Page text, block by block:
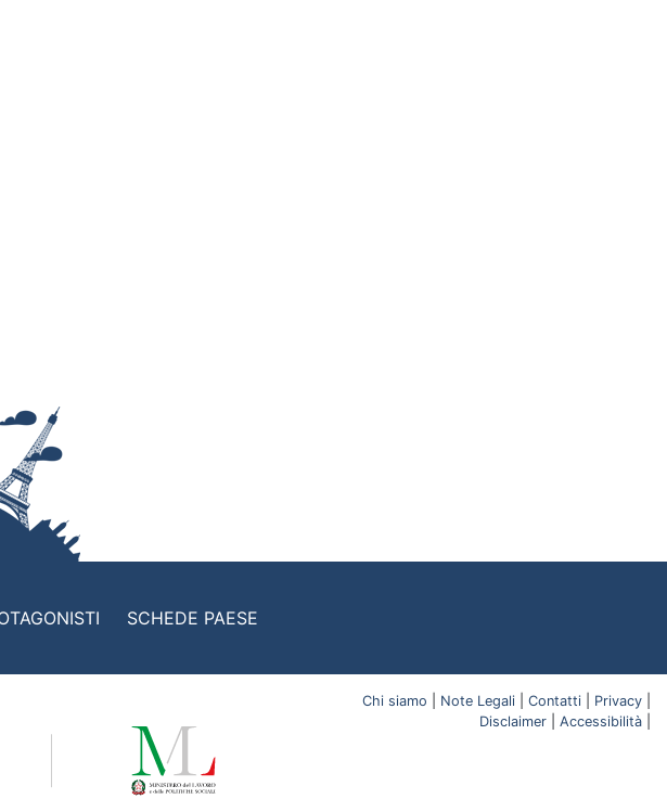
SCHEDE PAESE
Chi siamo Note Legali Contatti Privacy
Disclaimer
Accessibilità